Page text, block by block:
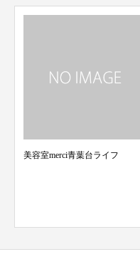
11月14日口コミ投稿merci青葉台